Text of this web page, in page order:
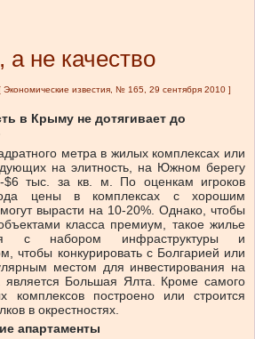
а не качество
[ Экономические известия, № 165, 29 сентября 2010 ]
в Крыму не дотягивает до
метра в жилых комплексах или
на элитность, на Южном берегу
$6 тыс. за кв. м. По оценкам игроков
цены в комплексах с хорошим
вырасти на 10-20%. Однако, чтобы
класса премиум, такое жилье
с набором инфраструктуры и
чтобы конкурировать с Болгарией или
местом для инвестирования на
Большая Ялта. Кроме самого
комплексов построено или строится
в окрестностях.
апартаменты